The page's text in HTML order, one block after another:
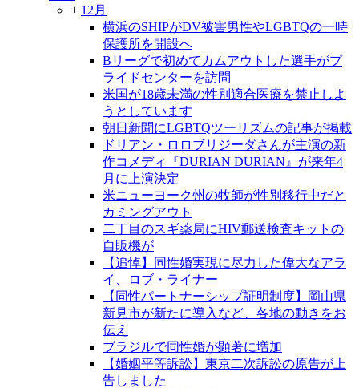
+ 12月
横浜のSHIPがDV被害男性やLGBTQの一時
保護所を開設へ
Bリーグで初めてカムアウトした選手がプ
ライドセンターを訪問
米国が18歳未満の性別適合医療を禁止しよ
うとしています
朝日新聞にLGBTQツーリズムの記事が掲載
ドリアン・ロロブリジーダさんが主演の新
作コメディ『DURIAN DURIAN』が来年4
月に上演決定
米ニューヨーク州の牧師が性別移行中だと
カミングアウト
二丁目のスギ薬局にHIV郵送検査キットの
自販機が
【追悼】同性婚実現に尽力した偉大なアラ
イ、ロブ・ライナー
【同性パートナーシップ証明制度】岡山県
新見市が新たに導入など、各地の動きをお
伝え
ブラジルで同性婚が顕著に増加
【婚姻平等訴訟】東京二次訴訟の原告が上
告しました